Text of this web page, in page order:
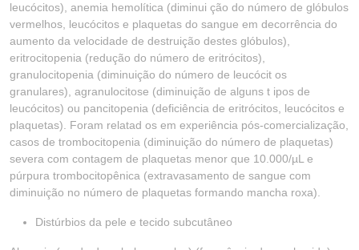
leucócitos), anemia hemolítica (diminui ção do número de glóbulos
vermelhos, leucócitos e plaquetas do sangue em decorrência do
aumento da velocidade de destruição destes glóbulos),
eritrocitopenia (redução do número de eritrócitos),
granulocitopenia (diminuição do número de leucócit os
granulares), agranulocitose (diminuição de alguns t ipos de
leucócitos) ou pancitopenia (deficiência de eritrócitos, leucócitos e
plaquetas). Foram relatad os em experiência pós-comercialização,
casos de trombocitopenia (diminuição do número de plaquetas)
severa com contagem de plaquetas menor que 10.000/µL e
púrpura trombocitopênica (extravasamento de sangue com
diminuição no número de plaquetas formando mancha roxa).
Distúrbios da pele e tecido subcutâneo